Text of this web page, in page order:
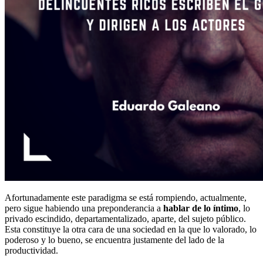
Afortunadamente este paradigma se está rompiendo, actualmente,
pero sigue habiendo una preponderancia a hablar de lo íntimo, lo
privado escindido, departamentalizado, aparte, del sujeto público.
Esta constituye la otra cara de una sociedad en la que lo valorado, lo
poderoso y lo bueno, se encuentra justamente del lado de la
productividad.